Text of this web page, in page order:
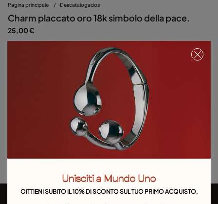
Pagina principale / Descatalogados
Charm placcato oro 18k simbolo della pace.
25,00 €
Dorado
Esaurito
Articolo esaurito. Avvisami
Dettagli del prodotto
Guida alle taglie e ai vestibilità
Unisciti a Mundo Uno
OITTIENI SUBITO IL 10% DI SCONTO SUL TUO PRIMO ACQUISTO.